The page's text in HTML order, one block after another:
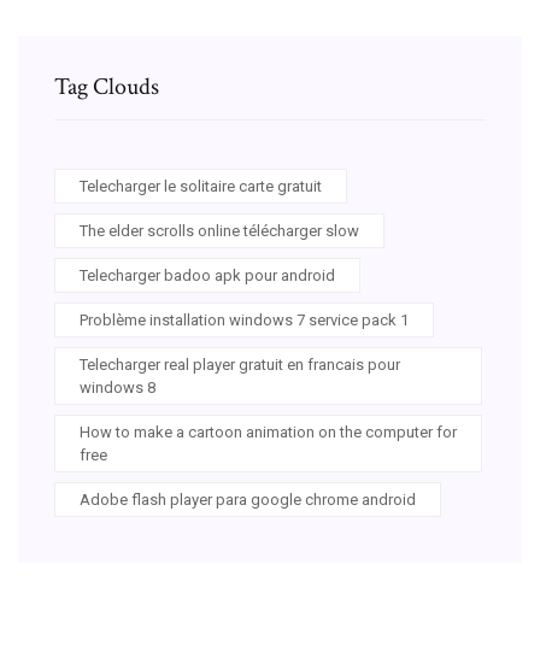
Tag Clouds
Telecharger le solitaire carte gratuit
The elder scrolls online télécharger slow
Telecharger badoo apk pour android
Problème installation windows 7 service pack 1
Telecharger real player gratuit en francais pour
windows 8
How to make a cartoon animation on the computer for
free
Adobe flash player para google chrome android